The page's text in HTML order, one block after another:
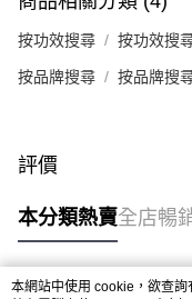
按功效搜尋 按功效搜
按品牌搜尋 按品牌搜
評價
本分類熱賣全店暢
本網站中使用 cookie，欲查